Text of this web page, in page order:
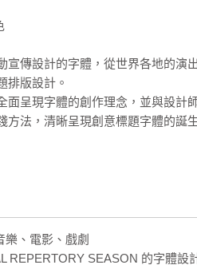
宣傳設計的字體，從世界各地的演
排版設計。
面呈現字體的創作理念，並與設計
方法，清晰呈現創意標題字體的誕
（韓國）│Ordinary People（韓國
Design Group（挪威）│Rai
（克羅埃西亞）│Papanapa（巴
樂、電影、戲劇
REPERTORY SEASON 的字體設